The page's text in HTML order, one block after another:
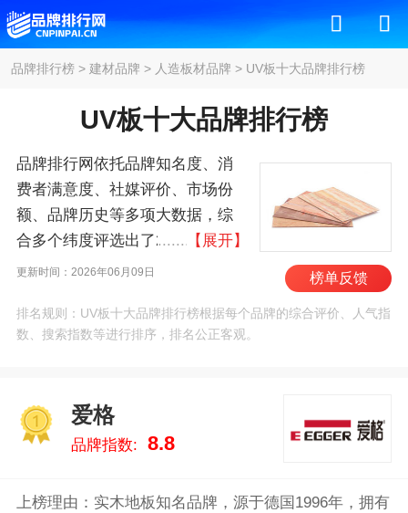
品牌排行榜> 建材品牌 > 人造板材品牌 > UV板十大品牌排行榜
UV板十大品牌排行榜
品牌排行网依托品牌知名度、消
费者满意度、社媒评价、市场份
额、品牌历史等多项大数据，综
合多个纬度评选出了2026年UV板
十大品牌排行榜，其中前十名
宝/TUBAO、莫干山、大亚人造
板、万华禾香板/Wanhua、鹏
舟/TREEZO、福庆、万象板材 。
我们致力于用最真实的数据告诉
【展开】
更新时间：2026年06月09日 榜单反馈
排名规则：UV板十大品牌排行榜根据每个品牌的综合评价、人气指
数、搜索指数等进行排序，排名公正客观。
爱格
品牌指数: 8.8
上榜理由：实木地板知名品牌，源于德国1996年，拥有